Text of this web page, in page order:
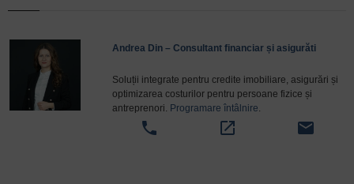
Andrea Din – Consultant financiar și asigurăti
Soluții integrate pentru credite imobiliare, asigurări și
optimizarea costurilor pentru persoane fizice și
antreprenori. Programare întâlnire.
phone open_in_new email